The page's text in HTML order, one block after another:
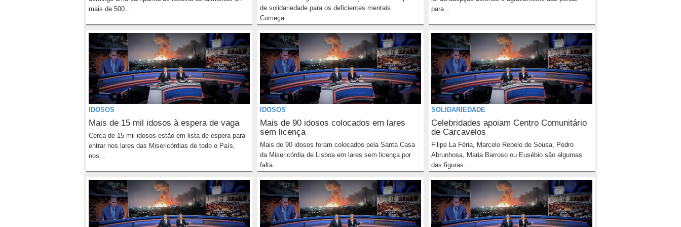
mais de 500...
de solidariedade para os deficientes mentais.
Começa...
para...
IDOSOS
Mais de 15 mil idosos à espera de vaga
Cerca de 15 mil idosos estão em lista de espera para
entrar nos lares das Misericórdias de todo o País,
nos...
IDOSOS
Mais de 90 idosos colocados em lares
sem licença
Mais de 90 idosos foram colocados pela Santa Casa
da Misericórdia de Lisboa em lares sem licença por
falta...
SOLIDARIEDADE
Celebridades apoiam Centro Comunitário
de Carcavelos
Filipe La Féria, Marcelo Rebelo de Sousa, Pedro
Abrunhosa, Maria Barroso ou Eusébio são algumas
das figuras...